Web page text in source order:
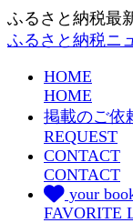
ふるさと納税最
ふるさと納税ニ
HOME
HOME
掲載のご依
REQUEST
CONTACT
CONTACT
your
FAVORITE